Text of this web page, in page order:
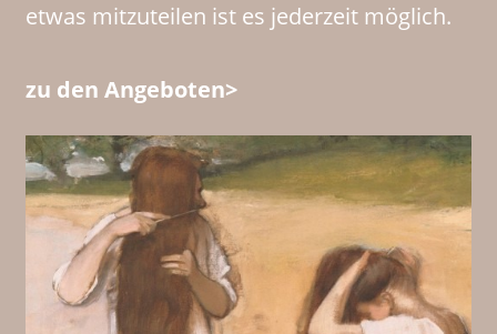
etwas mitzuteilen ist es jederzeit möglich.
zu den Angeboten>